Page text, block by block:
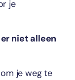
je
niet alleen
je weg te